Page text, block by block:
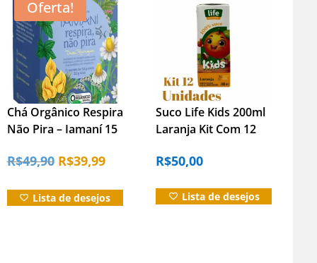
Oferta!
Chá Orgânico Respira
Não Pira – Iamaní 15
R$49,90 O
original
R$39,99O
atual
Lista de desejos
Suco Life Kids 200ml
Laranja Kit Com 12
R$50,00
Lista de desejos